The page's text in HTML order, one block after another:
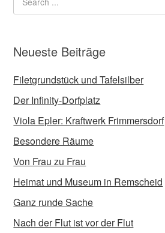
Neueste Beiträge
Filetgrundstück und Tafelsilber
Der Infinity-Dorfplatz
Viola Epler: Kraftwerk Frimmersdorf
Besondere Räume
Von Frau zu Frau
Heimat und Museum in Remscheid
Ganz runde Sache
Nach der Flut ist vor der Flut